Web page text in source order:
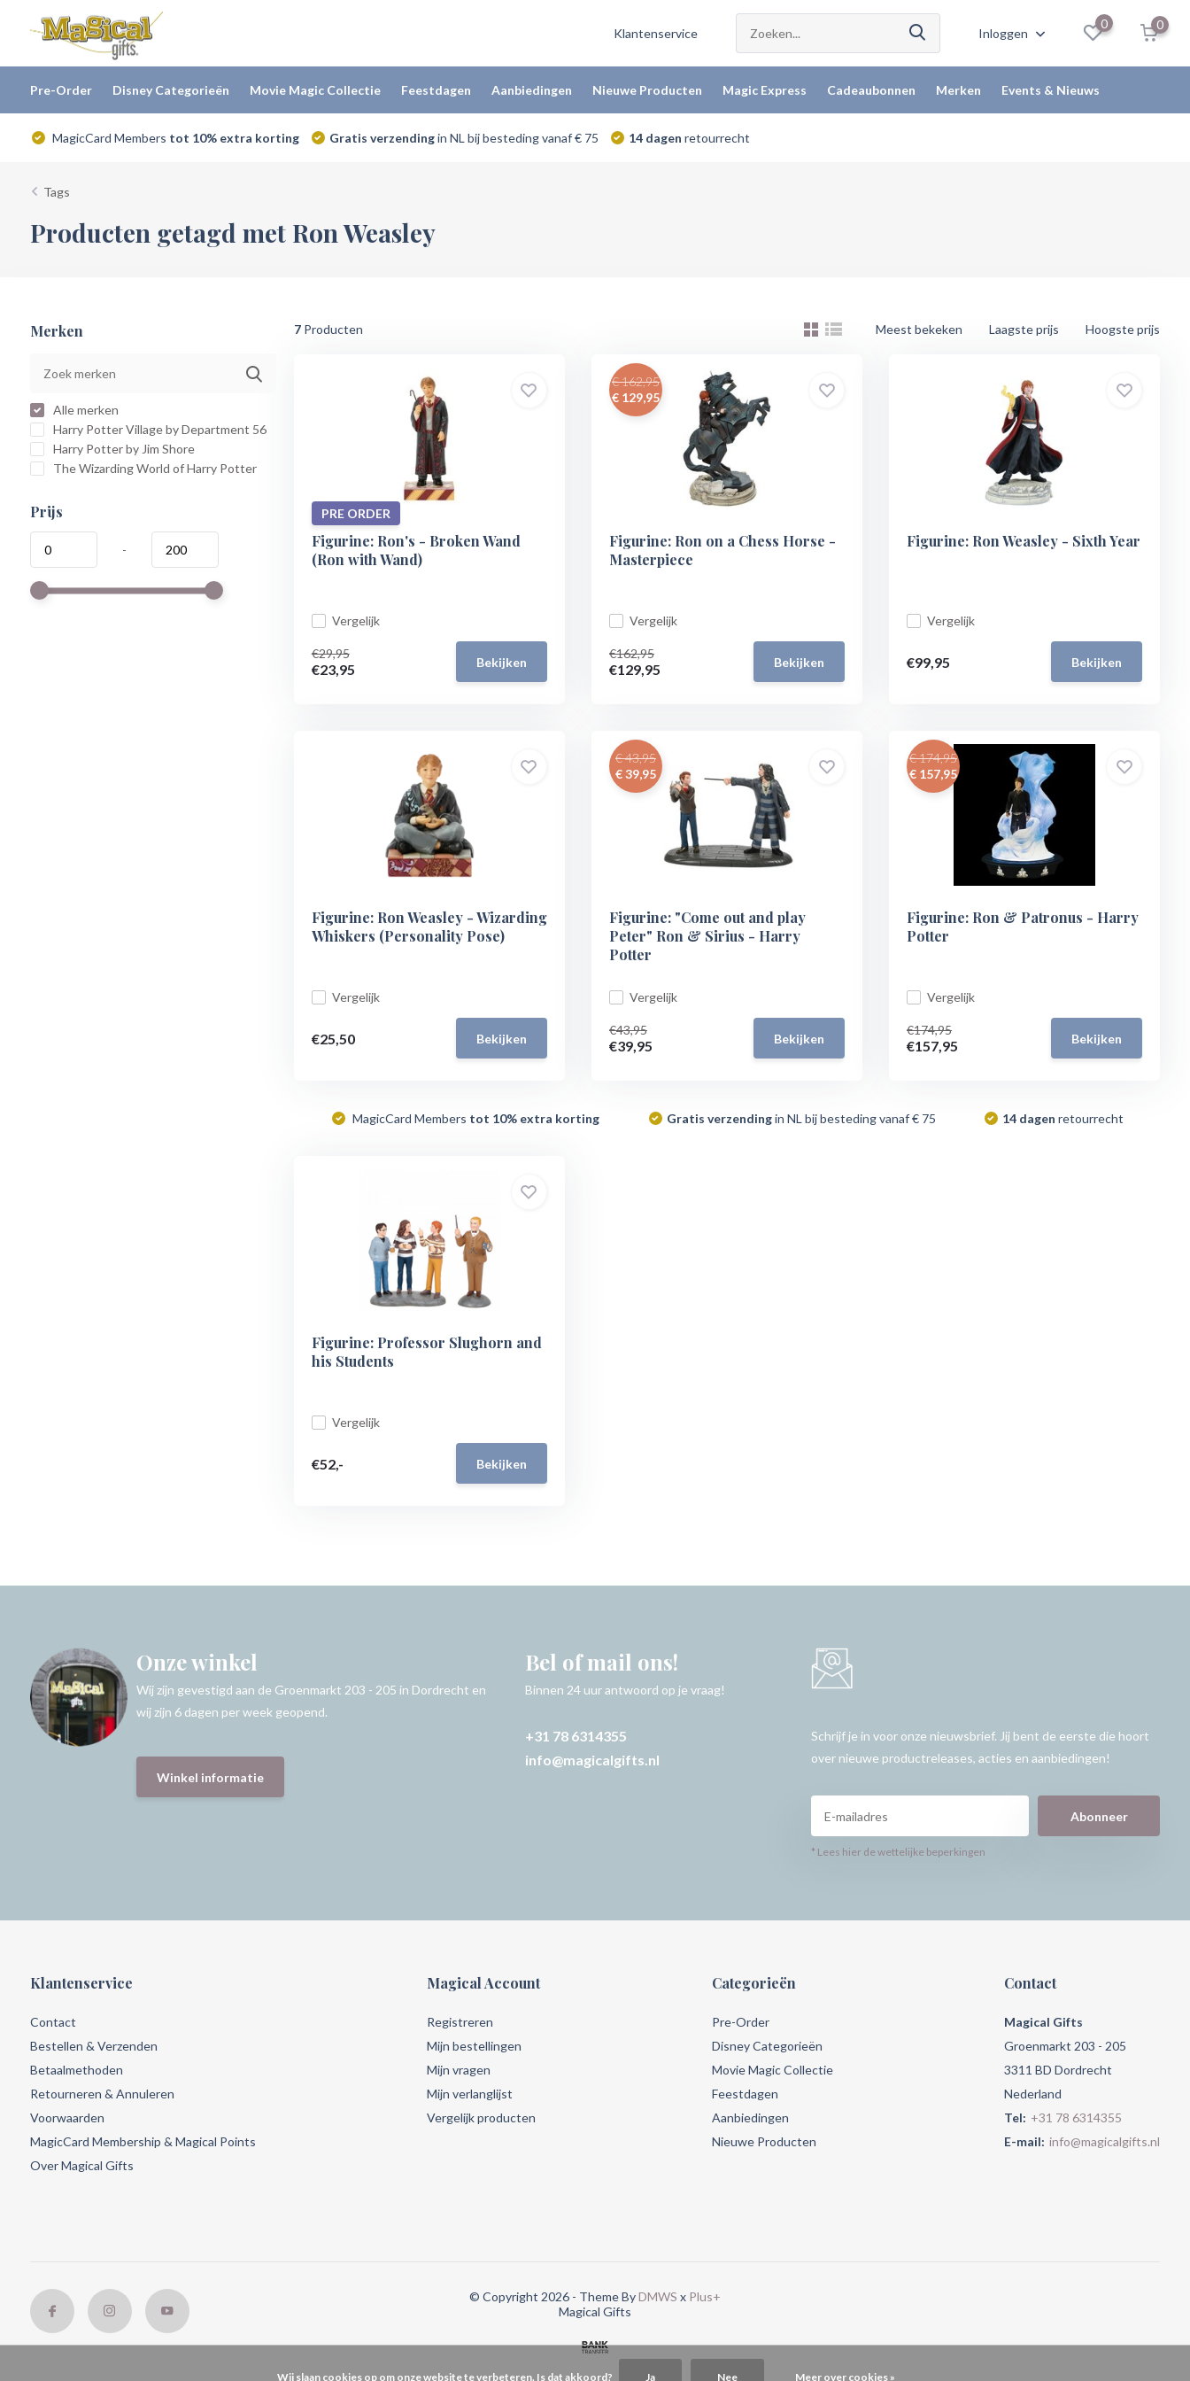
Klantenservice Inloggen
0 0
Pre-Order Disney Categorieën Movie Magic Collectie Feestdagen Aanbiedingen Nieuwe Producten Magic Express Cadeaubonnen Merken Events & Nieuws
MagicCard Members tot 10% extra korting Gratis verzendingin NL bij besteding vanaf € 75 14 dagen retourrecht
Tags
Producten getagd met Ron Weasley
Merken
Alle merken
Harry Potter Village by Department 56
Harry Potter by Jim Shore
The Wizarding World of Harry Potter
Prijs
-
7Producten Meest bekeken Laagste prijs Hoogste prijs
PRE ORDER
Figurine: Ron's - Broken Wand
(Ron with Wand)
Vergelijk
€29,95
€23,95 Bekijken
€ 162,95
€ 129,95
Figurine: Ron on a Chess Horse -
Masterpiece
Vergelijk
€162,95
€129,95 Bekijken
Figurine: Ron Weasley - Sixth Year
Vergelijk
€99,95 Bekijken
Figurine: Ron Weasley - Wizarding
Whiskers (Personality Pose)
Vergelijk
€25,50 Bekijken
€ 43,95
€ 39,95
Figurine: "Come out and play
Peter" Ron & Sirius - Harry
Potter
Vergelijk
€43,95
€39,95 Bekijken
€ 174,95
€ 157,95
Figurine: Ron & Patronus - Harry
Potter
Vergelijk
€174,95
€157,95 Bekijken
MagicCard Members tot 10% extra korting Gratis verzendingin NL bij besteding vanaf € 75 14 dagen retourrecht
Figurine: Professor Slughorn and
his Students
Vergelijk
€52,- Bekijken
Onze winkel
Wij zijn gevestigd aan de Groenmarkt 203 - 205 in Dordrecht en
wij zijn 6 dagen per week geopend.
Winkel informatie
Bel of mail ons!
Binnen 24 uur antwoord op je vraag!
+31 78 6314355
info@magicalgifts.nl
Schrijf je in voor onze nieuwsbrief. Jij bent de eerste die hoort
over nieuwe productreleases, acties en aanbiedingen!
Abonneer
* Lees hier de wettelijke beperkingen
Klantenservice
Contact
Bestellen & Verzenden
Betaalmethoden
Retourneren & Annuleren
Voorwaarden
MagicCard Membership & Magical Points
Over Magical Gifts
Magical Account
Registreren
Mijn bestellingen
Mijn vragen
Mijn verlanglijst
Vergelijk producten
Categorieën
Pre-Order
Disney Categorieën
Movie Magic Collectie
Feestdagen
Aanbiedingen
Nieuwe Producten
Contact
Magical Gifts
Groenmarkt 203 - 205
3311 BD Dordrecht
Nederland
Tel: +31 78 6314355
E-mail: info@magicalgifts.nl
© Copyright 2026 - Theme ByDMWS x Plus+
Magical Gifts
Wij slaan cookies op om onze website te verbeteren. Is dat akkoord? Ja Nee Meer over cookies »